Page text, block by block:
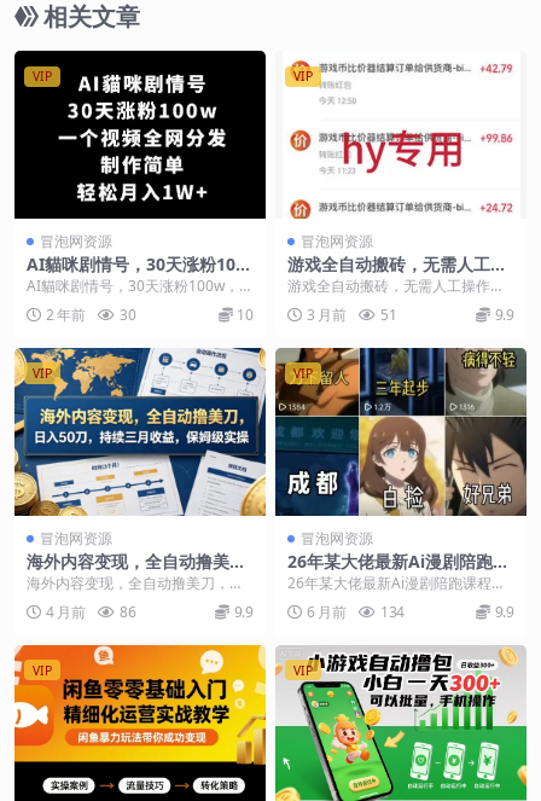
相关文章
VIP
冒泡网资源
AI貓咪剧情号，30天涨粉100
w，制作简单，一个视频全网
分发，轻松月入1W+
AI貓咪剧情号，30天涨粉100w，制
作简单，一个视频全网分发，轻松
月入1W+【...
2 年前 30 10
VIP
冒泡网资源
游戏全自动搬砖，无需人工操
作，日入1k+，长久稳定无脑
賺，可副业全职【揭秘】
游戏全自动搬砖，无需人工操作，
日入1k+，长久稳定无脑賺，可副业
全职【揭秘】 项...
3 月前 51 9.9
VIP
冒泡网资源
海外内容变现，全自动撸美
刀，日入50刀，持续三月收
海外内容变现，全自动撸美刀，日
入50刀，持续三月收益，保姆级实
操【揭秘】 项目介...
4 月前 86 9.9
VIP
冒泡网资源
26年某大佬最新Ai漫剧陪跑课
程，普通人从零开始做AI漫
26年某大佬最新Ai漫剧陪跑课程，
普通人从零开始做AI漫剧，副业月
入2W+ 想做...
6 月前 134 9.9
VIP VIP